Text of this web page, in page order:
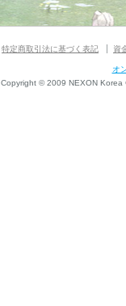
特定商取引法に基づく表記 資
オ
Copyright © 2009 NEXON Korea